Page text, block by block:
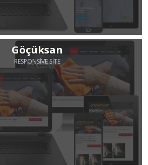
Göçüksan
RESPONSIVE SITE